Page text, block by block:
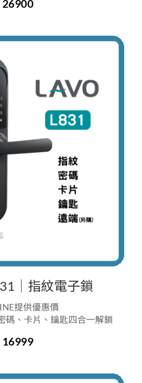
26900
｜指紋電子鎖
提供優惠價
碼、卡片、鑰匙四合一解鎖
16999